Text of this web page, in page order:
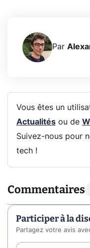
Par
Vous êtes un
Actualitésou de
Suivez-nous pour
tech !
Commentaires
Participer à la
Partagez votre avis